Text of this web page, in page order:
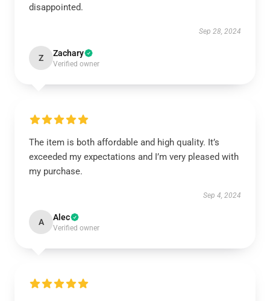
disappointed.
Sep 28, 2024
Z Zachary
Verified owner
The item is both affordable and high quality. It’s
exceeded my expectations and I’m very pleased with
my purchase.
Sep 4, 2024
A Alec
Verified owner